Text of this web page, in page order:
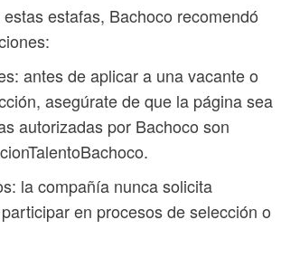
estafas, Bachoco recomendó
antes de aplicar a una vacante o
asegúrate de que la página sea
autorizadas por Bachoco son
la compañía nunca solicita
en procesos de selección o